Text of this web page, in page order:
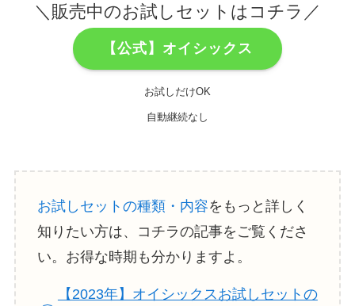
＼販売中のお試しセットはコチラ／
【公式】オイシックス
お試しだけOK
自動継続なし
お試しセットの種類・内容をもっと詳しく
知りたい方は、コチラの記事をご覧くださ
い。お得な時期も分かりますよ。
【2023年】オイシックスお試しセットの